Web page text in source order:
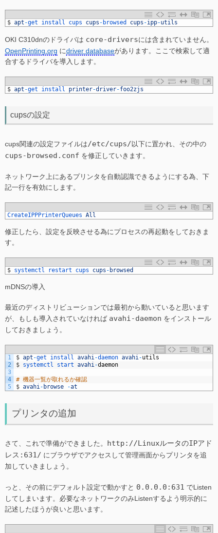
$ apt -get install cups cups - browsed cups -ipp-utils
OKI C310dnのドライバは core-driversには含まれていません。
OpenPrinting.org にdriver databaseがあります。ここで検索して適
合するドライバを導入します。
$ apt -get install printer-driver-foo2zjs
cupsの設定
cups関連の設定ファイルは/etc/cups/以下に置かれ、その中の
cups-browsed.conf を修正していきます。
ネットワーク上にあるプリンタを自動認識できるようにする為、下
記一行を有効にします。
CreateIPPPrinterQueues All
修正したら、設定を反映させる為にプロセスの再起動をしておきま
す。
$ systemctl restart cups cups - browsed
mDNSの導入
最近のディストリビューションでは最初から動いていると思います
が、もしも導入されていなければ avahi-daemon をインストール
しておきましょう。
1
2
3
4
5
$ apt -get install avahi-daemon avahi-utils
$ systemctl start avahi-daemon
# 機器一覧が取れるか確認
$ avahi- browse -at
プリンタの追加
さて、これで準備ができました。 http://LinuxルータのIPアド
レス:631/ にブラウザでアクセスして管理画面からプリンタを追
加していきましょう。
っと、その前にデフォルト設定で動かすと 0.0.0.0:631 でListen
してしまいます。必要なネットワークのみListenするよう明示的に
記述したほうが良いと思います。